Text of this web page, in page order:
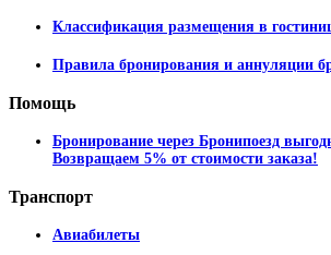
Классификация размещения в
Правила бронирования и аннуляции
Помощь
Бронирование через Бронипоезд
Возвращаем 5% от стоимости заказа!
Транспорт
Авиабилеты